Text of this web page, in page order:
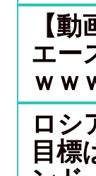
【
エー
ｗｗ
ロシ
目標